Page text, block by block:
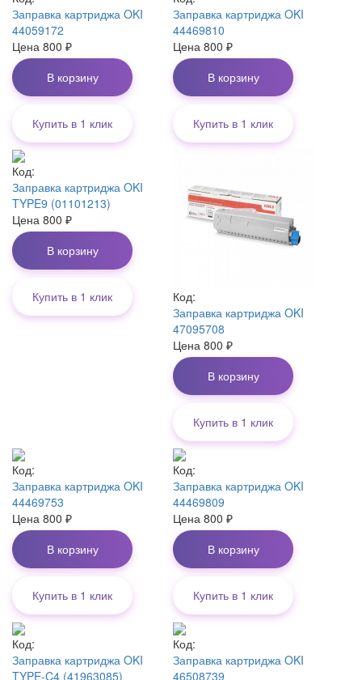
Заправка картриджа OKI
44059172
Цена 800 ₽
В корзину
Купить в 1 клик
Заправка картриджа OKI
44469810
Цена 800 ₽
В корзину
Купить в 1 клик
Код:
Заправка картриджа OKI
TYPE9 (01101213)
Цена 800 ₽
В корзину
Купить в 1 клик
Код:
Заправка картриджа OKI
47095708
Цена 800 ₽
В корзину
Купить в 1 клик
Код:
Заправка картриджа OKI
44469753
Цена 800 ₽
В корзину
Купить в 1 клик
Код:
Заправка картриджа OKI
44469809
Цена 800 ₽
В корзину
Купить в 1 клик
Код:
Заправка картриджа OKI
TYPE-C4 (41963085)
Код:
Заправка картриджа OKI
46508739